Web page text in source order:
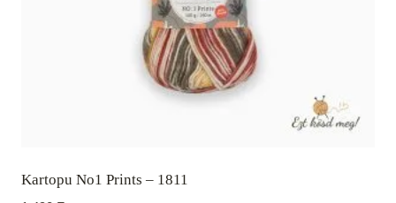
Kartopu No1 Prints – 1811